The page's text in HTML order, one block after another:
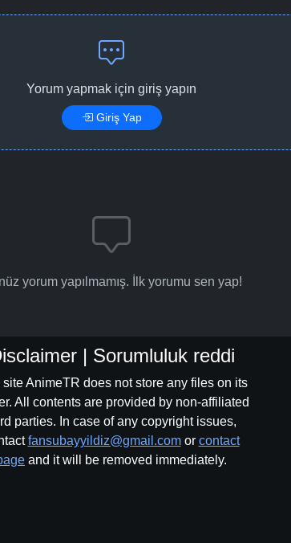
Yorum yapmak için giriş yapın
Giriş Yap
yorum yapılmamış. İlk yorumu sen yap!
| Sorumluluk reddi
site AnimeTR does not store any files on its
All contents are provided by non-affiliated
parties. In case of any copyright issues,
fansubayyildiz@gmail.comor contact
and it will be removed immediately.